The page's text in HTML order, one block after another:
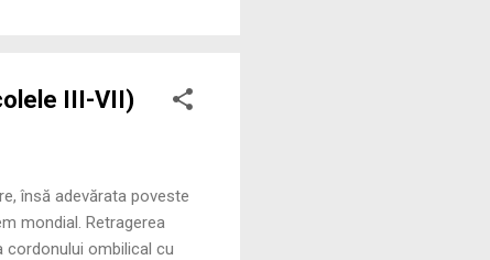
III-VII)
însă adevărata poveste
mondial. Retragerea
ombilical cu